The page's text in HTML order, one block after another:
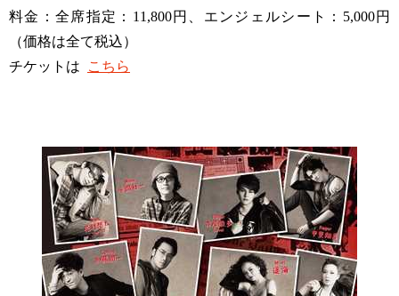
料金：全席指定：11,800円、エンジェルシート：5,000円
（価格は全て税込）
チケットは
こちら